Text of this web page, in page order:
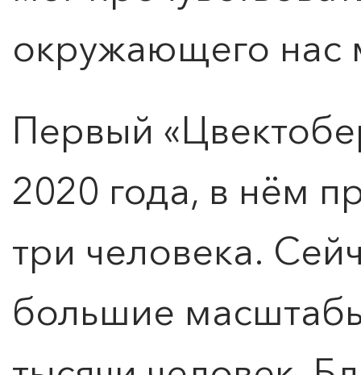
окружающего нас
Первый
2020 года, в нём
три человека.
большие